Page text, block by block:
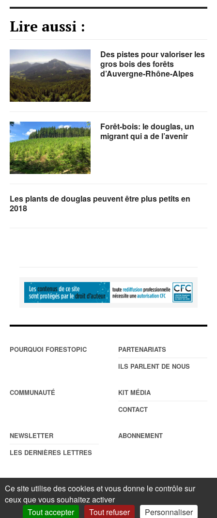
Lire aussi :
Des pistes pour valoriser les
gros bois des forêts
d’Auvergne-Rhône-Alpes
Forêt-bois: le douglas, un
migrant qui a de l’avenir
Les plants de douglas peuvent être plus petits en
2018
POURQUOI FORESTOPIC
PARTENARIATS
ILS PARLENT DE NOUS
COMMUNAUTÉ
KIT MÉDIA
CONTACT
NEWSLETTER
LES DERNIÈRES LETTRES
ABONNEMENT
© ForestopicMentions légales. Reproduction interdite sans autorisation
écrite préalable.Gestionnaire de cookies
Ce site utilise des cookies et vous donne le contrôle sur
ceux que vous souhaitez activer
Tout accepter
Tout refuser Personnaliser